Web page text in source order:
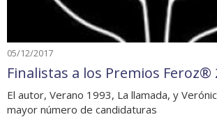
05/12/2017
Finalistas a los Premios Feroz®
El autor, Verano 1993, La llamada, y
mayor número de candidaturas